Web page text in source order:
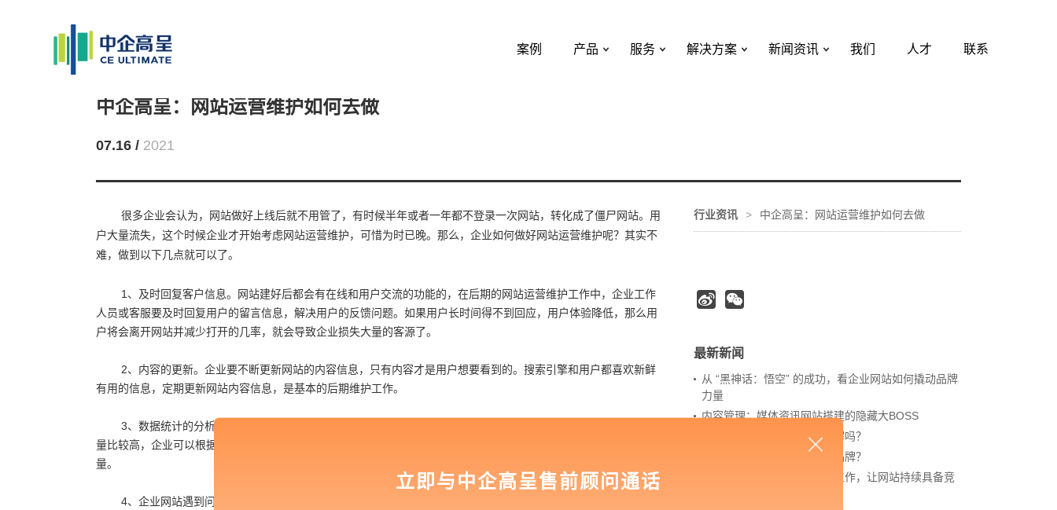
案例 产品 服务 解决方案 新闻资讯 我们 人才 联系
中企高呈：网站运营维护如何去做
07.16 / 2021
很多企业会认为，网站做好上线后就不用管了，有时候半年或者一年都不登录一次网站，转化成了僵尸网站。用
户大量流失，这个时候企业才开始考虑网站运营维护，可惜为时已晚。那么，企业如何做好网站运营维护呢？其实不
难，做到以下几点就可以了。
1、及时回复客户信息。网站建好后都会有在线和用户交流的功能的，在后期的网站运营维护工作中，企业工作
人员或客服要及时回复用户的留言信息，解决用户的反馈问题。如果用户长时间得不到回应，用户体验降低，那么用
户将会离开网站并减少打开的几率，就会导致企业损失大量的客源了。
2、内容的更新。企业要不断更新网站的内容信息，只有内容才是用户想要看到的。搜索引擎和用户都喜欢新鲜
有用的信息，定期更新网站内容信息，是基本的后期维护工作。
3、数据统计的分析。网站上线久了之后，企业是很容易根据数据分析出网站的哪些页面比较受欢迎，点击访问
量比较高，企业可以根据这些数据的分析，主要优化维护这些内容，以此来来吸引更多的用户，让网站持续保持高流
量。
4、企业网站遇到问题及时处理。一个网站的运行并不是一帆风顺的，总会经历各种问题，所以网站维护应该具
行业资讯 > 中企高呈：网站运营维护如何去做
最新新闻
从 “黑神话：悟空” 的成功，看企业网站如何撬动品牌
力量
内容管理：媒体资讯网站搭建的隐藏大BOSS
网站进化的终极形态，你了解吗？
如何借助设计服务打造超级品牌？
网站上线后，如何做好运营工作，让网站持续具备竞
立即与中企高呈售前顾问通话